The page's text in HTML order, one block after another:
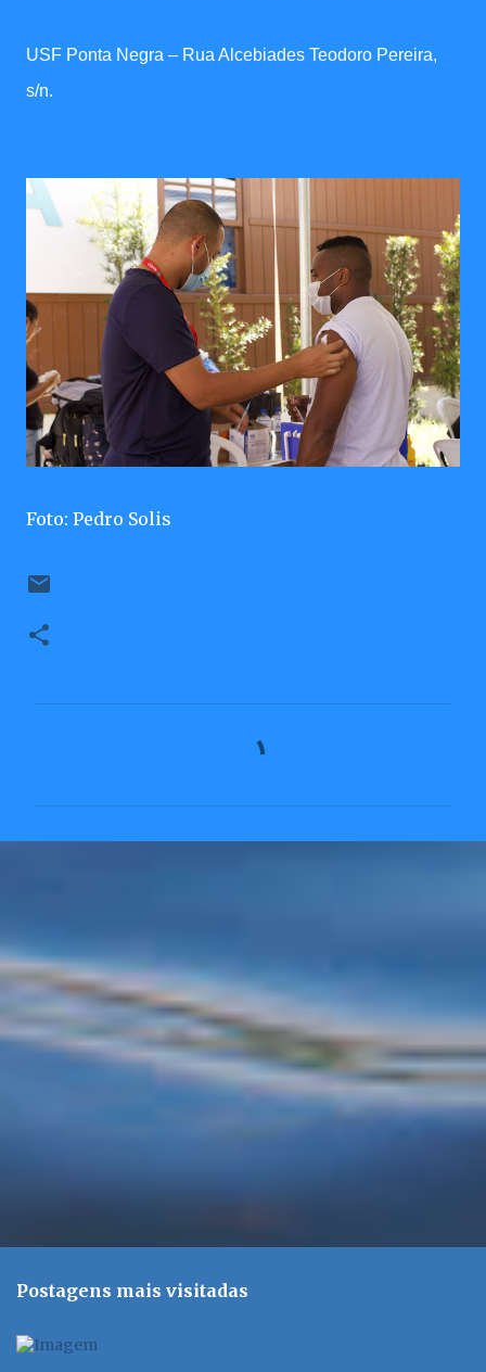
USF Ponta Negra – Rua Alcebiades Teodoro Pereira,
s/n.
Foto: Pedro Solis
r
i
s
Postagens mais visitadas